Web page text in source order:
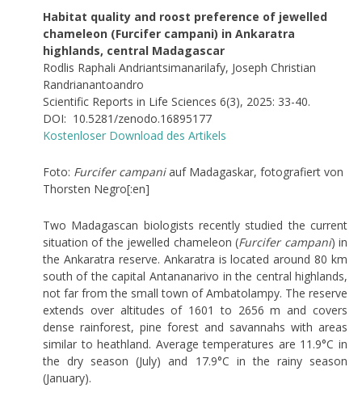
Habitat quality and roost preference of jewelled
chameleon (Furcifer campani) in Ankaratra
highlands, central Madagascar
Rodlis Raphali Andriantsimanarilafy, Joseph Christian
Randrianantoandro
Scientific Reports in Life Sciences 6(3), 2025: 33-40.
DOI: 10.5281/zenodo.16895177
Kostenloser Download des Artikels
Foto: Furcifer campaniauf Madagaskar, fotografiert von
Thorsten Negro[:en]
Two Madagascan biologists recently studied the current
situation of the jewelled chameleon (Furcifer campani) in
the Ankaratra reserve. Ankaratra is located around 80 km
south of the capital Antananarivo in the central highlands,
not far from the small town of Ambatolampy. The reserve
extends over altitudes of 1601 to 2656 m and covers
dense rainforest, pine forest and savannahs with areas
similar to heathland. Average temperatures are 11.9°C in
the dry season (July) and 17.9°C in the rainy season
(January).